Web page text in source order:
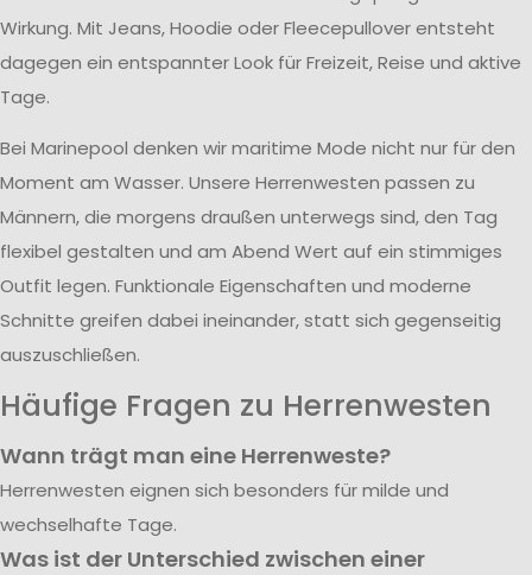
Wirkung. Mit Jeans, Hoodie oder Fleecepullover entsteht
dagegen ein entspannter Look für Freizeit, Reise und aktive
Tage.
Bei Marinepool denken wir maritime Mode nicht nur für den
Moment am Wasser. Unsere Herrenwesten passen zu
Männern, die morgens draußen unterwegs sind, den Tag
flexibel gestalten und am Abend Wert auf ein stimmiges
Outfit legen. Funktionale Eigenschaften und moderne
Schnitte greifen dabei ineinander, statt sich gegenseitig
auszuschließen.
Häufige Fragen zu Herrenwesten
Wann trägt man eine Herrenweste?
Herrenwesten eignen sich besonders für milde und
wechselhafte Tage.
Was ist der Unterschied zwischen einer